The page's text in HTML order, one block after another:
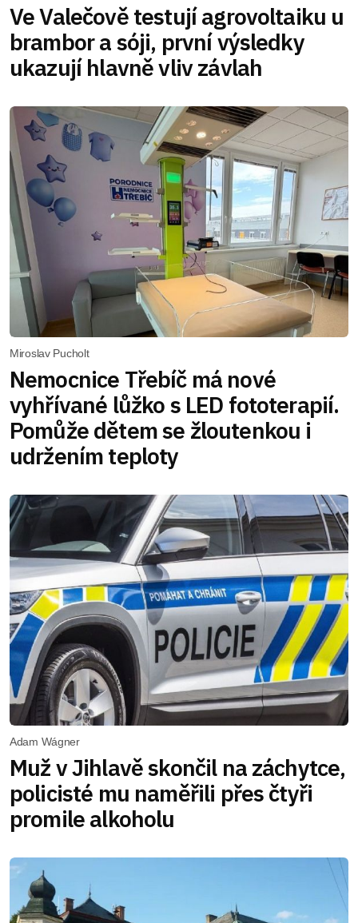
Ve Valečově testují agrovoltaiku u
brambor a sóji, první výsledky
ukazují hlavně vliv závlah
Miroslav Pucholt
Nemocnice Třebíč má nové
vyhřívané lůžko s LED fototerapií.
Pomůže dětem se žloutenkou i
udržením teploty
Adam Wágner
Muž v Jihlavě skončil na záchytce,
policisté mu naměřili přes čtyři
promile alkoholu